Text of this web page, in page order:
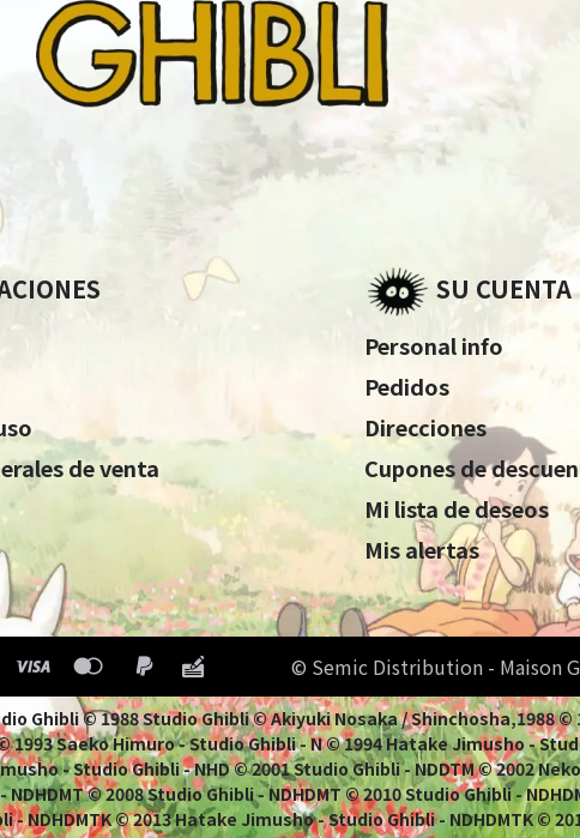
de venta
SU CUENTA
Personal info
Pedidos
Direcciones
Cupones de
Mi lista de deseos
Mis alertas
© Semic Distribution - Maison
Ghibli © 1988 Studio Ghibli © Akiyuki Nosaka / Shinchosha,1988
1993 Saeko Himuro - Studio Ghibli - N © 1994 Hatake Jimusho -
- Studio Ghibli - NHD © 2001 Studio Ghibli - NDDTM © 2002
© 2008 Studio Ghibli - NDHDMT © 2010 Studio Ghibli -
- NDHDMTK © 2013 Hatake Jimusho - Studio Ghibli - NDHDMTK ©